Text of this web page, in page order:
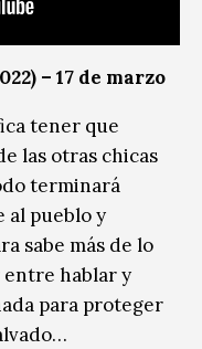
– 17 de marzo
tener que
las otras chicas
terminará
al pueblo y
sabe más de lo
hablar y
para proteger